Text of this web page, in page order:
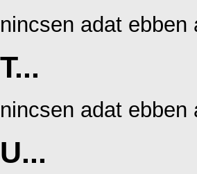
nincsen adat ebben
T...
nincsen adat ebben
U...